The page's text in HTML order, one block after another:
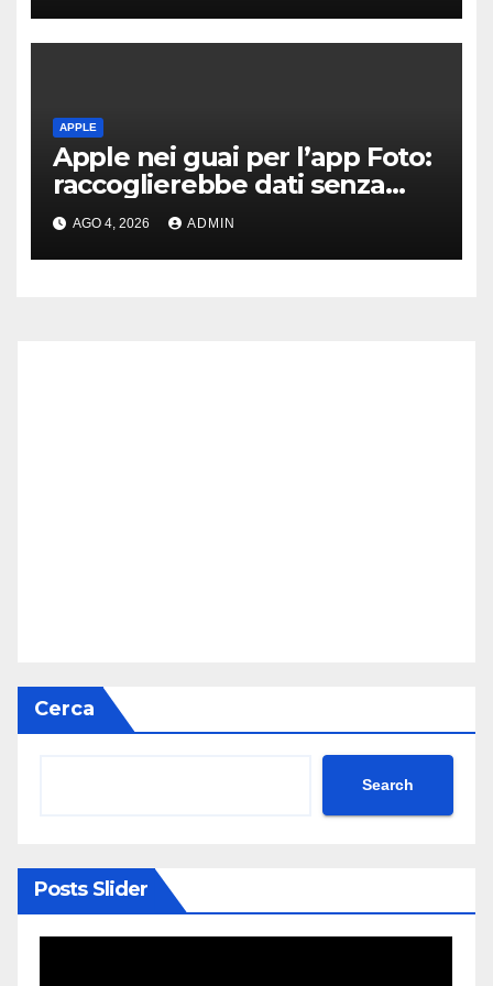
APPLE
Apple nei guai per l’app Foto:
raccoglierebbe dati senza
consenso
AGO 4, 2026 ADMIN
Cerca
Search
Posts Slider